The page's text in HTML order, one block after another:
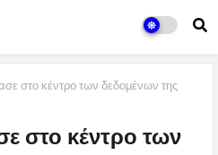
στο κέντρο των δεδομένων της
στο κέντρο των